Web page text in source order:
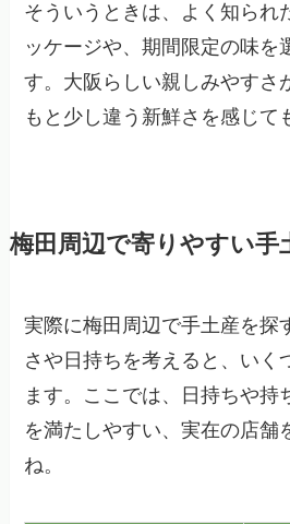
そういうときは、よく知られ
ッケージや、期間限定の味を
す。大阪らしい親しみやすさ
もと少し違う新鮮さを感じて
梅田周辺で寄りやすい手
実際に梅田周辺で手土産を探
さや日持ちを考えると、いく
ます。ここでは、日持ちや持
を満たしやすい、実在の店舗
ね。